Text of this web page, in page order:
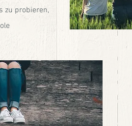
zu probieren,